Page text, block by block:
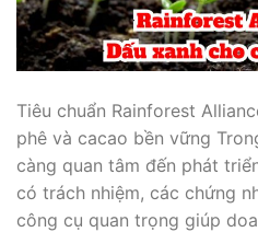
Tiêu chuẩn Rainforest
phê và cacao bền vững
càng quan tâm đến phát
có trách nhiệm, các chứng
công cụ quan trọng giúp